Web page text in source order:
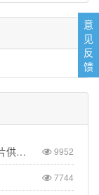
荣耀归于主，十八年鬼附得释放（内附纪录片供观看） 9952
7744
意
见
反
馈